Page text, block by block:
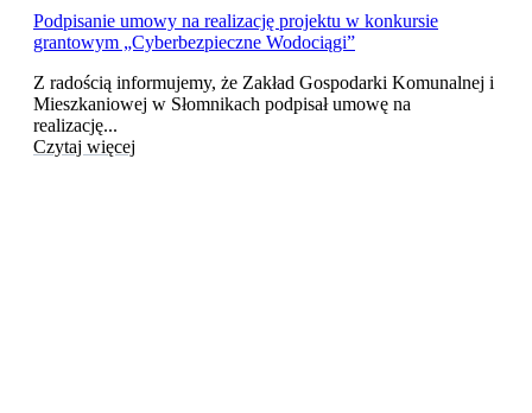
Podpisanie umowy na realizację projektu w konkursie
grantowym „Cyberbezpieczne Wodociągi”
Z radością informujemy, że Zakład Gospodarki Komunalnej i
Mieszkaniowej w Słomnikach podpisał umowę na
realizację...
Czytaj więcej